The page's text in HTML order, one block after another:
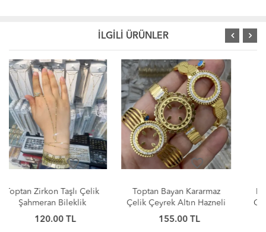
İLGİLİ ÜRÜNLER
favorite_border
Toptan Bayan Kararmaz
Çelik Çeyrek Altın Hazneli
Kelepçe Bileklik
155.00 TL
favorite_border
Kararmaz Taşlı Iced-Out
Cuban Link Bileklik Seti |
Toptan Takı
160.00 TL